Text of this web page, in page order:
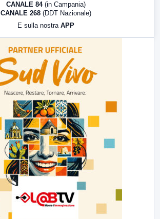
CANALE 84 (in Campania)
CANALE 268 (DDT Nazionale)
E sulla nostra APP